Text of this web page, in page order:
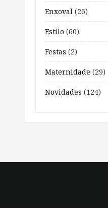
Enxoval (26)
Estilo (60)
Festas (2)
Maternidade (29)
Novidades (124)